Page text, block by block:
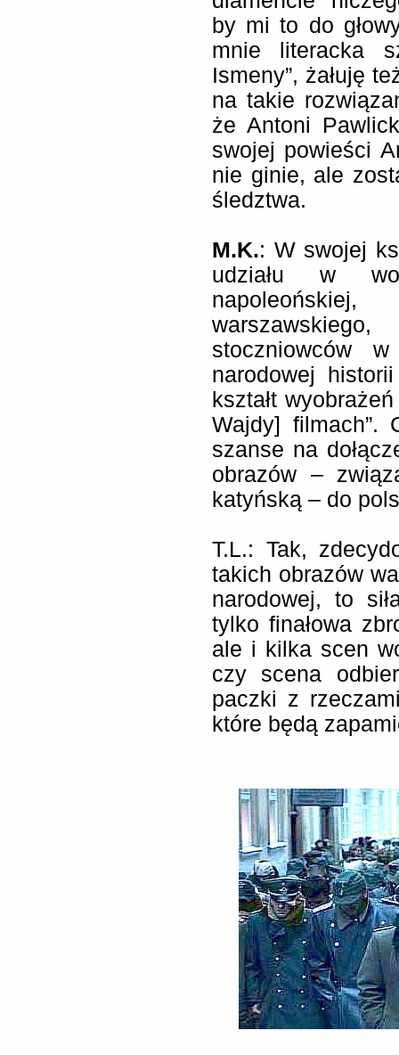
by mi to do
mnie literacka
Ismeny”, żałuję
na takie
że Antoni
swojej powieści
nie ginie, ale
śledztwa.
M.K.: W swojej
udziału w
stoczniowców
narodowej
kształt
Wajdy] filmach”.
szanse na
obrazów –
katyńską – do
T.L.: Tak,
takich obrazów
narodowej, to
tylko finałowa
ale i kilka scen
czy scena
paczki z
które będą